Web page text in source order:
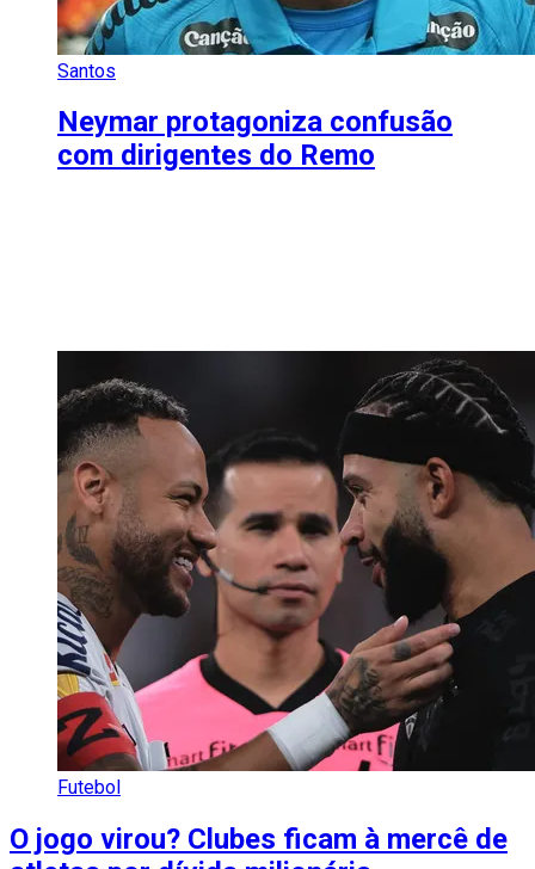
Santos
Neymar protagoniza confusão
com dirigentes do Remo
Futebol
O jogo virou? Clubes ficam à mercê de